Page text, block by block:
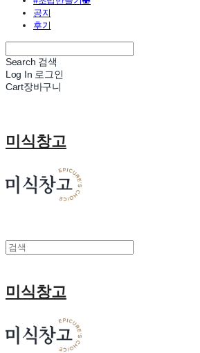
공지
후기
Search 검색
Log In 로그인
Cart장바구니
미식창고
미식창고